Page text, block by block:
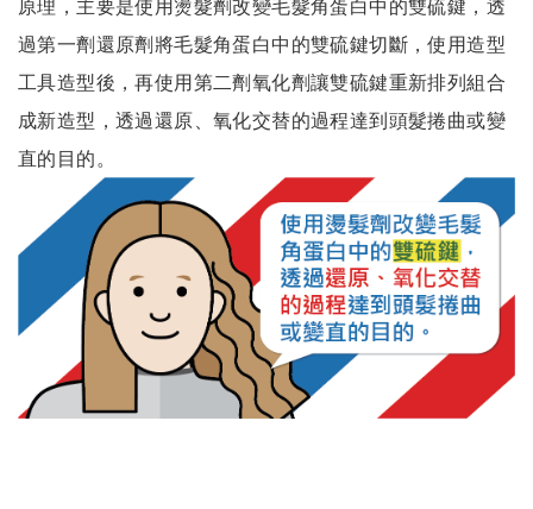
原理，主要是使用燙髮劑改變毛髮角蛋白中的雙硫鍵，透
過第一劑還原劑將毛髮角蛋白中的雙硫鍵切斷，使用造型
工具造型後，再使用第二劑氧化劑讓雙硫鍵重新排列組合
成新造型，透過還原、氧化交替的過程達到頭髮捲曲或變
直的目的。